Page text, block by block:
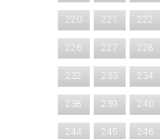
220 221 222
226 227 228
232 233 234
238 239 240
244 245 246